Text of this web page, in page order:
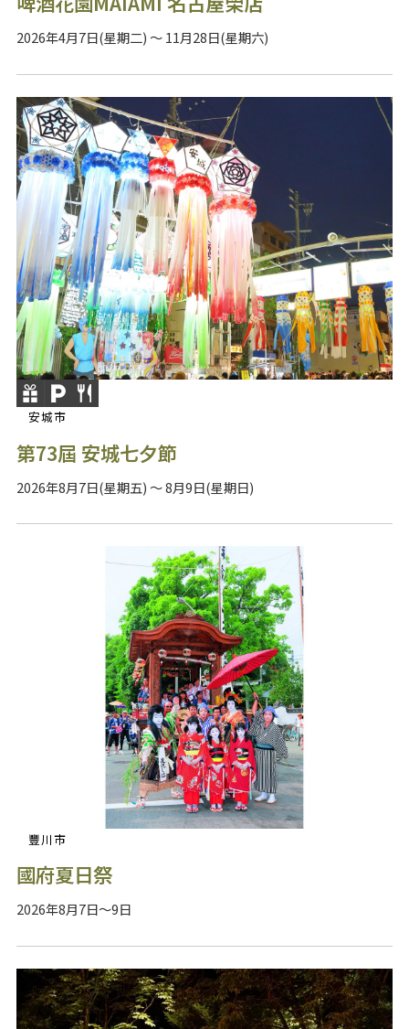
2026年4月7日(星期二) ～ 11月28日(星期六)
安城市
第73屆 安城七夕節
2026年8月7日(星期五) ～ 8月9日(星期日)
豐川市
國府夏日祭
2026年8月7日～9日